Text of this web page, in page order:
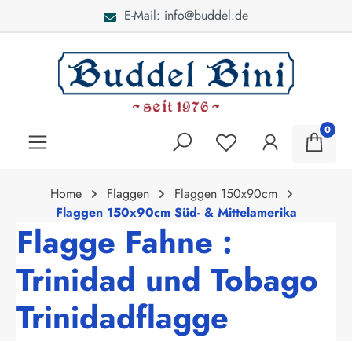
E-Mail: info@buddel.de
0
Home Flaggen
Flaggen 150x90cm
Flaggen 150x90cm Süd- & Mittelamerika
Flagge Fahne :
Trinidad und Tobago
Trinidadflagge